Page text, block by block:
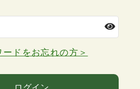
ードをお忘れの方＞